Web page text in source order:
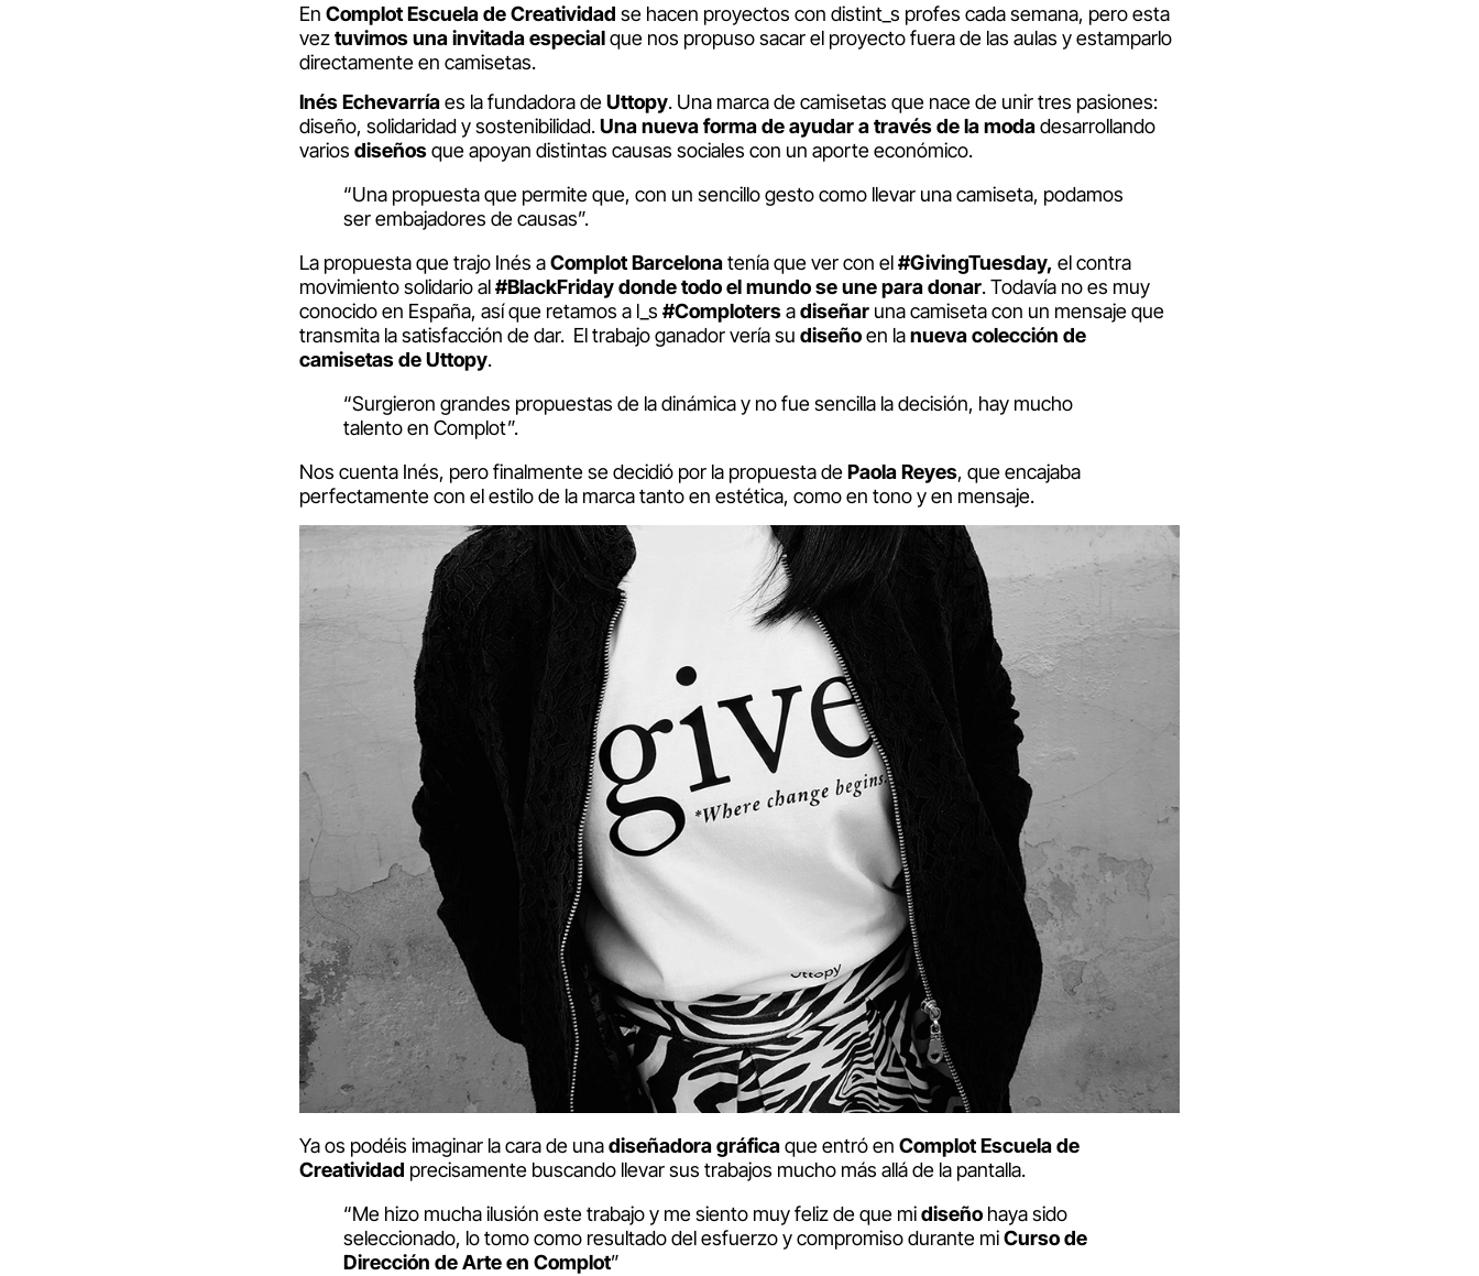
En Complot Escuela de Creatividad se hacen proyectos con distint_s profes cada semana, pero esta
veztuvimos unainvitada especialque nos propuso sacar el proyecto fuera de las aulas y estamparlo
directamente en camisetas.
Inés Echevarríaes la fundadora deUttopy. Una marca de camisetas que nace de unir tres pasiones:
diseño, solidaridad y sostenibilidad.Una nueva forma de ayudar a través de la modadesarrollando
varios diseñosque apoyan distintas causas sociales con un aporte económico.
“Una propuesta que permite que, con un sencillo gesto como llevar una camiseta, podamos
ser embajadores de causas”.
La propuesta que trajo Inés aComplot Barcelonatenía que ver con el#GivingTuesday, el contra
movimiento solidario al#BlackFridaydonde todo el mundo se une para donar. Todavía no es muy
conocido en España, así que retamos a l_s #Complotersadiseñar una camiseta con un mensaje que
transmita la satisfacción de dar. El trabajo ganador vería su diseñoen lanueva colección de
camisetas de Uttopy.
“Surgieron grandes propuestas de la dinámica y no fue sencilla la decisión, hay mucho
talento en Complot”.
Nos cuenta Inés, pero finalmente se decidió por la propuesta dePaola Reyes, que encajaba
perfectamente con el estilo de la marca tanto en estética, como en tono y en mensaje.
Ya os podéis imaginar la cara de unadiseñadora gráficaque entró en Complot Escuela de
Creatividad precisamente buscando llevar sus trabajos mucho más allá de la pantalla.
“Me hizo mucha ilusión este trabajo y me siento muy feliz de que midiseño haya sido
seleccionado, lo tomo como resultado del esfuerzo y compromiso durante miCurso de
Dirección de Arte en Complot”